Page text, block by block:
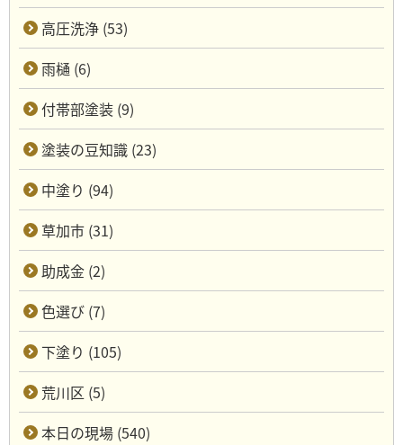
高圧洗浄 (53)
雨樋 (6)
付帯部塗装 (9)
塗装の豆知識 (23)
中塗り (94)
草加市 (31)
助成金 (2)
色選び (7)
下塗り (105)
荒川区 (5)
本日の現場 (540)